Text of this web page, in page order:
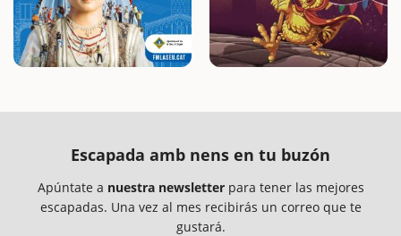
Escapada amb nens en tu buzón
Apúntate a nuestra newsletterpara tener las mejores
escapadas. Una vez al mes recibirás un correo que te
gustará.